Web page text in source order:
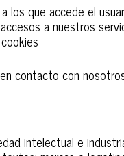
que accede el
a nuestros
contacto con
intelectual e